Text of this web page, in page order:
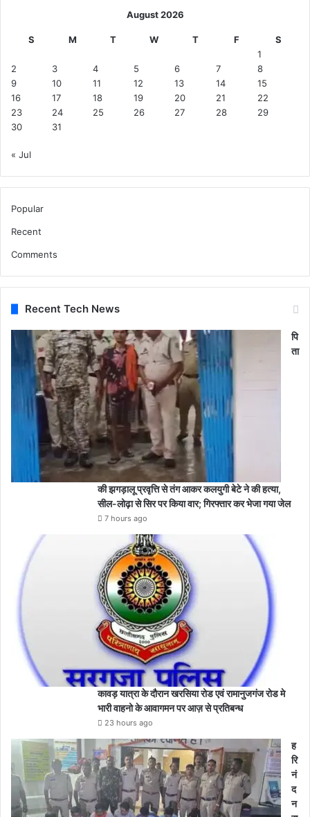
August 2026
S M T W T F
S
1
2
3 4 5 6 7
8
9
10 11 12 13 14
15
16
17 18 19 20 21
22
23
24 25 26 27 28
29
30
31
« Jul
Popular
Recent
Comments
Recent Tech News
पि
ता
की झगड़ालू प्रवृत्ति से तंग आकर कलयुगी बेटे ने की हत्या,
सील-लोढ़ा से सिर पर किया वार; गिरफ्तार कर भेजा गया जेल
7 hours ago
कावड़ यात्रा के दौरान खरसिया रोड एवं रामानुजगंज रोड मे
भारी वाहनो के आवागमन पर आज़ से प्रतिबन्ध
23 hours ago
ह
रि
नं
द
न